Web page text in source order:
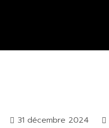
31 décembre 2024